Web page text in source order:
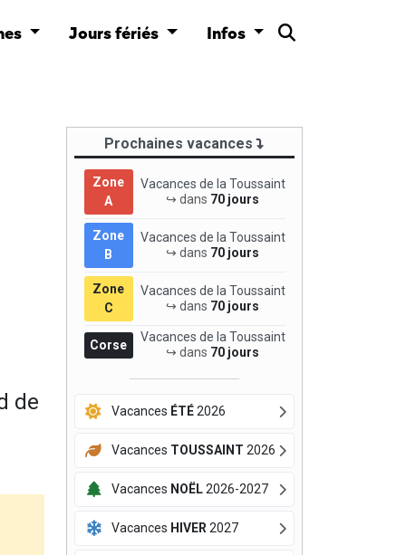
Jours fériés Infos
de
Prochaines vacances
Zone
A
Vacances de la Toussaint
↪ dans 70 jours
Zone
B
Vacances de la Toussaint
↪ dans 70 jours
Zone
C
Vacances de la Toussaint
↪ dans 70 jours
Corse
Vacances de la Toussaint
↪ dans 70 jours
Vacances ÉTÉ2026
Vacances TOUSSAINT 2026
Vacances NOËL2026-2027
Vacances HIVER 2027